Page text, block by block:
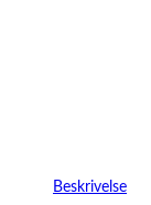
Beskrivelse